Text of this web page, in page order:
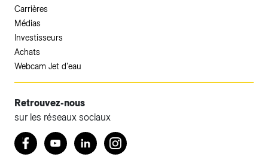
Carrières
Médias
Investisseurs
Achats
Webcam Jet d'eau
Retrouvez-nous
sur les réseaux sociaux
Retrouvez nous sur Facebook
YoutubeLinkedInInstagram
Accéder à votre espace client SIG.
Votre espace client SIG n'est pas optimisé pour une